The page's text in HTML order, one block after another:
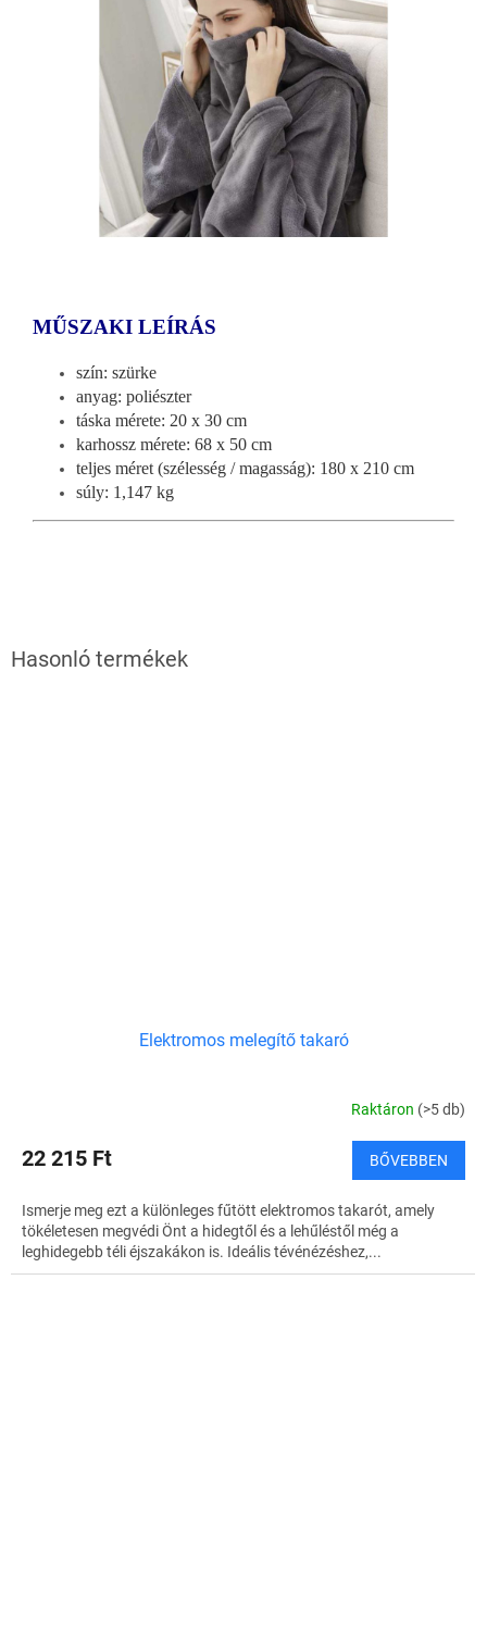
MŰSZAKI LEÍRÁS
szín: szürke
anyag: poliészter
táska mérete: 20 x 30 cm
karhossz mérete: 68 x 50 cm
teljes méret (szélesség / magasság): 180 x 210 cm
súly: 1,147 kg
Elektromos melegítő takaró
Raktáron (>5 db)
22 215 Ft BŐVEBBEN
Ismerje meg ezt a különleges fűtött elektromos takarót, amely
tökéletesen megvédi Önt a hidegtől és a lehűléstől még a
leghidegebb téli éjszakákon is. Ideális tévénézéshez,...